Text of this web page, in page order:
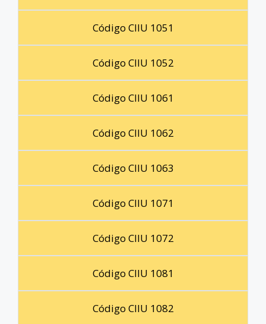
Código CIIU 1051
Código CIIU 1052
Código CIIU 1061
Código CIIU 1062
Código CIIU 1063
Código CIIU 1071
Código CIIU 1072
Código CIIU 1081
Código CIIU 1082